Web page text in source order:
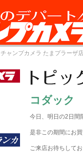
チャンプカメラ たまプラーザ
コダック
今日、明日の2日間
是非この期間にお買
ご来店お待ちしてお